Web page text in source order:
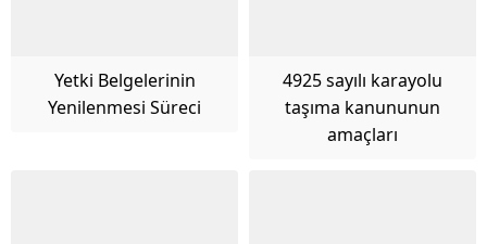
Yetki Belgelerinin
Yenilenmesi Süreci
4925 sayılı karayolu
taşıma kanununun
amaçları